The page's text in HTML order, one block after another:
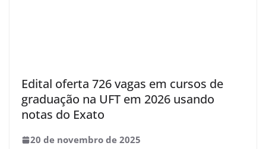
Edital oferta 726 vagas em cursos de
graduação na UFT em 2026 usando
notas do Exato
20 de novembro de 2025